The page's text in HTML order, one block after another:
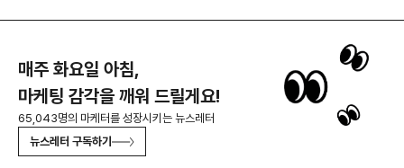
매주 화요일 아침,
마케팅 감각을 깨워 드릴게요!
65,043명의 마케터를 성장시키는 뉴스레터
뉴스레터 구독하기